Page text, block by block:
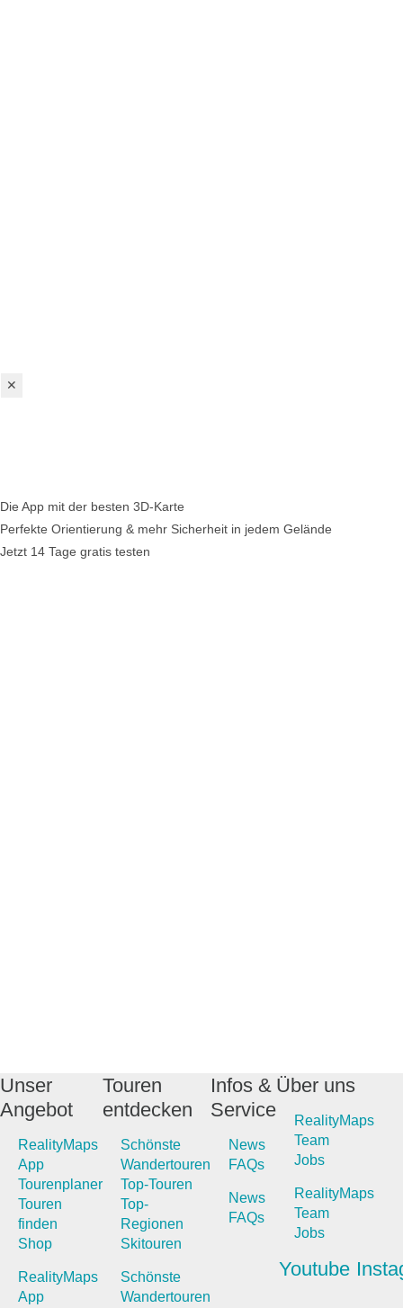
✕
Die App mit der besten 3D-Karte
Perfekte Orientierung & mehr Sicherheit in jedem Gelände
Jetzt 14 Tage gratis testen
Unser
Angebot
RealityMaps
App
Tourenplaner
Touren
finden
Shop
RealityMaps
App
Touren
entdecken
Schönste
Wandertouren
Top-Touren
Top-
Regionen
Skitouren
Schönste
Wandertouren
Infos &
Service
News
FAQs
News
FAQs
Über uns
RealityMaps
Team
Jobs
RealityMaps
Team
Jobs
Youtube